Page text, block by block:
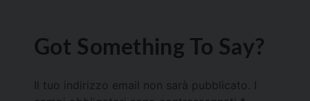
Got Something To Say?
Il tuo indirizzo email non sarà pubblicato.